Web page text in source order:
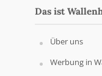
Das ist
Über uns
Werbung in